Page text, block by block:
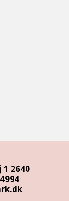
1 2640